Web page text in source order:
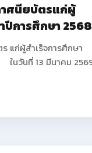
ศนียบัตรแก่ผู้
ปีการศึกษา 2568
แก่ผู้สำเร็จการศึกษา
ศึกษา ประจำปีการศึกษา
ร่วมกิจกรรมในครั้งนี้
ยปัญญา ช่างงาน ผู้อำน